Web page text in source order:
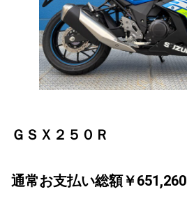
ＧＳＸ２５０Ｒ
通常お支払い総額￥651,260